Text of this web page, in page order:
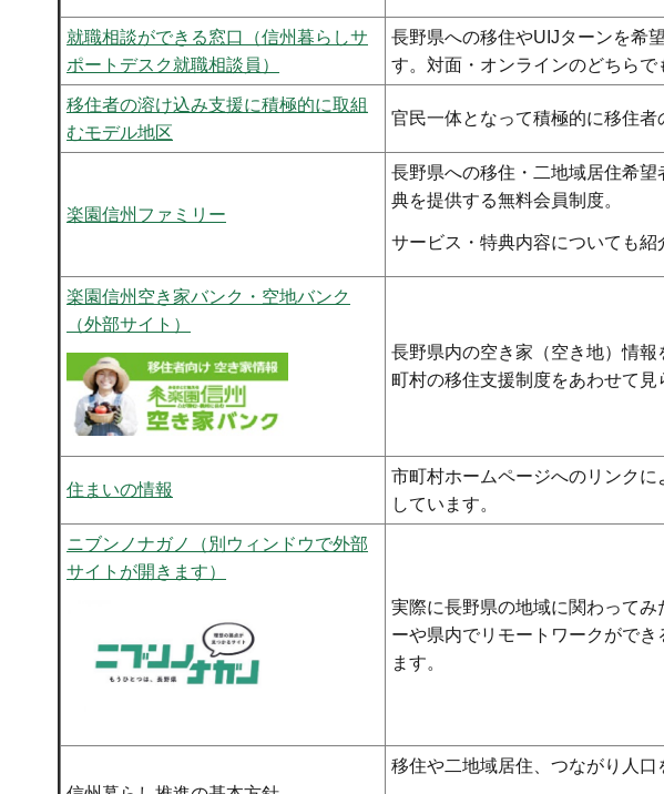
就職相談ができる窓口（信州暮らしサ
ポートデスク就職相談員）
長野県への移住やUIJターンを希
す。対面・オンラインのどちらで
移住者の溶け込み支援に積極的に取組
むモデル地区
官民一体となって積極的に移住者
楽園信州ファミリー
長野県への移住・二地域居住希
典を提供する無料会員制度。
サービス・特典内容についても紹
楽園信州空き家バンク・空地バンク
（外部サイト）
長野県内の空き家（空き地）情
町村の移住支援制度をあわせて見
住まいの情報
市町村ホームページへのリンク
しています。
ニブンノナガノ（別ウィンドウで外部
サイトが開きます）
実際に長野県の地域に関わって
ーや県内でリモートワークがで
ます。
移住や二地域居住、つながり人口